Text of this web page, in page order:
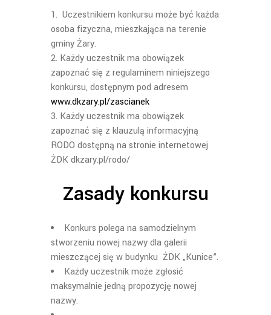
Uczestnikiem konkursu może być każda
osoba fizyczna, mieszkająca na terenie
gminy Żary.
Każdy uczestnik ma obowiązek
zapoznać się z regulaminem niniejszego
konkursu, dostępnym pod adresem
www.dkzary.pl/zascianek
Każdy uczestnik ma obowiązek
zapoznać się z klauzulą informacyjną
RODO dostępną na stronie internetowej
ŻDK dkzary.pl/rodo/
Zasady konkursu
Konkurs polega na samodzielnym
stworzeniu nowej nazwy dla galerii
mieszczącej się w budynku ŻDK „Kunice”.
Każdy uczestnik może zgłosić
maksymalnie jedną propozycję nowej
nazwy.